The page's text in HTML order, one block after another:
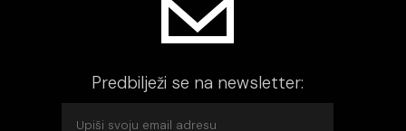
Predbilježi se na newsletter: